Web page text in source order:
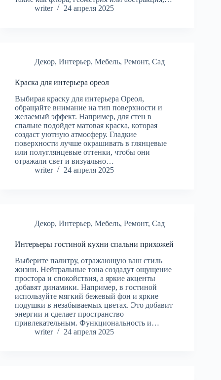
writer
24 апреля 2025
Декор, Интерьер, Мебель, Ремонт, Сад
Краска для интерьера ореол
Выбирая краску для интерьера Ореол,
обращайте внимание на тип поверхности и
желаемый эффект. Например, для стен в
спальне подойдет матовая краска, которая
создаст уютную атмосферу. Гладкие
поверхности лучше окрашивать в глянцевые
или полуглянцевые оттенки, чтобы они
отражали свет и визуально…
writer
24 апреля 2025
Декор, Интерьер, Мебель, Ремонт, Сад
Интерьеры гостиной кухни спальни прихожей
Выберите палитру, отражающую ваш стиль
жизни. Нейтральные тона создадут ощущение
простора и спокойствия, а яркие акценты
добавят динамики. Например, в гостиной
используйте мягкий бежевый фон и яркие
подушки в незабываемых цветах. Это добавит
энергии и сделает пространство
привлекательным. Функциональность и…
writer
24 апреля 2025